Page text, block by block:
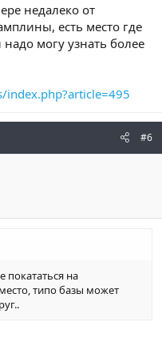
недалеко от
есть место где
могу узнать более
#6
на
типо базы может